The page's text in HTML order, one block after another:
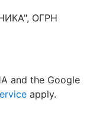
ОГРН
and the Google
apply.